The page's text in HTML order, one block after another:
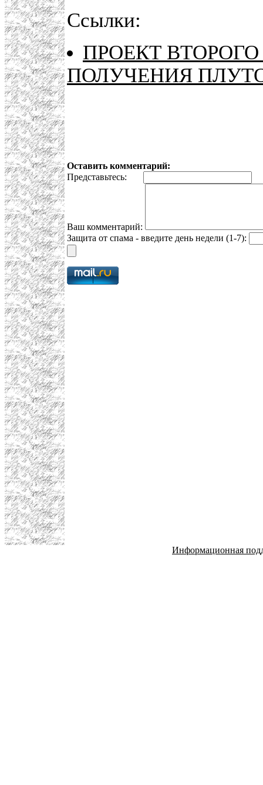
Ссылки:
ПРОЕКТ
ПОЛУЧЕНИЯ
Оставить комментарий:
Представьтесь:
Ваш комментарий:
Защита от спама - введите день недели (1-7):
Информационная